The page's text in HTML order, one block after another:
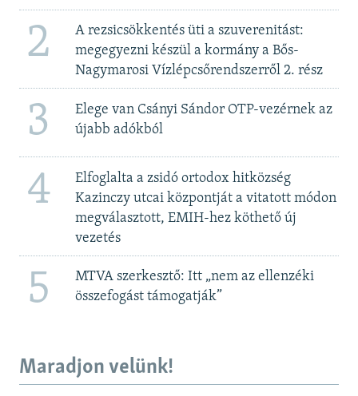
2
A rezsicsökkentés üti a szuverenitást:
megegyezni készül a kormány a Bős-
Nagymarosi Vízlépcsőrendszerről 2. rész
3
Elege van Csányi Sándor OTP-vezérnek az
újabb adókból
4
Elfoglalta a zsidó ortodox hitközség
Kazinczy utcai központját a vitatott módon
megválasztott, EMIH-hez köthető új
vezetés
5
MTVA szerkesztő: Itt „nem az ellenzéki
összefogást támogatják”
Maradjon velünk!